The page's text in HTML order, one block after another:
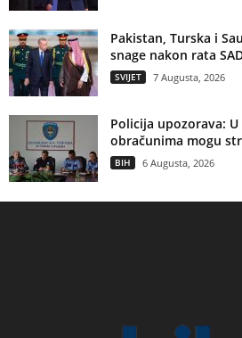
Pakistan, Turska i
snage nakon rata
SVIJET 7 Augusta, 2026
Policija upozorava:
obračunima mogu
BIH 6 Augusta, 2026